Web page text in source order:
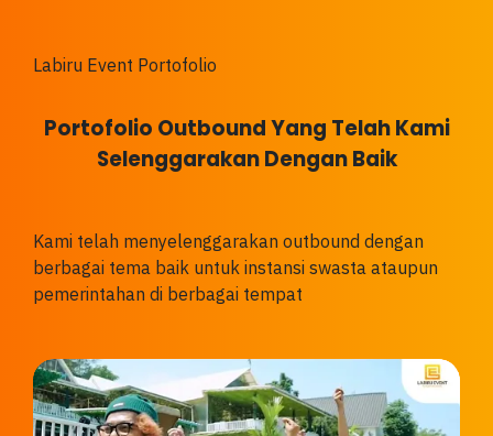
Labiru Event Portofolio
Portofolio Outbound Yang Telah Kami
Selenggarakan Dengan Baik
Kami telah menyelenggarakan outbound dengan
berbagai tema baik untuk instansi swasta ataupun
pemerintahan di berbagai tempat